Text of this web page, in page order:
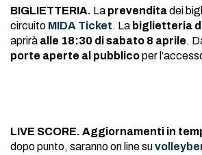
BIGLIETTERIA. La prevenditadei
circuito MIDA Ticket. La biglietteria
aprirà alle 18:30 di sabato 8 aprile.
porte aperte al pubblicoper
LIVE SCORE. Aggiornamenti in
dopo punto, saranno on line su